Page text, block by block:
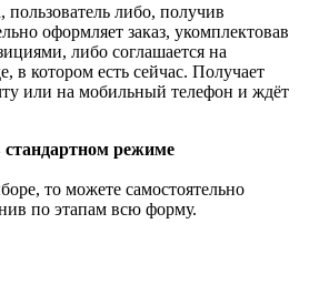
пользователь либо, получив
оформляет заказ, укомплектовав
либо соглашается на
в котором есть сейчас. Получает
или на мобильный телефон и ждёт
стандартном режиме
то можете самостоятельно
по этапам всю форму.